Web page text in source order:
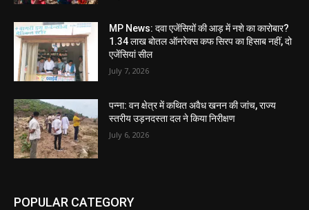
MP News: दवा एजेंसियों की आड़ में नशे का कारोबार?
1.34 लाख बोतल ऑनरेक्स कफ सिरप का हिसाब नहीं, दो
एजेंसियां सील
July 7, 2026
पन्ना: वन क्षेत्र में कथित अवैध खनन की जांच, राज्य
स्तरीय उड़नदस्ता दल ने किया निरीक्षण
July 6, 2026
POPULAR CATEGORY